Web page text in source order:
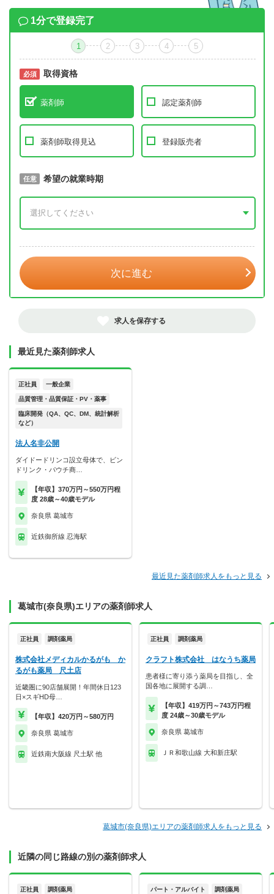
1分で登録完了
1 2 3 4 5
必須 取得資格
薬剤師 認定薬剤師
薬剤師取得見込 登録販売者
必須 取得予定年
任意 希望の就業時期
次に進む
求人を保存する
最近見た薬剤師求人
正社員 一般企業
品質管理・品質保証・PV・薬事
臨床開発（QA、QC、DM、統計解析
など）
法人名非公開
ダイドードリンコ設立母体で、ビン
ドリンク・パウチ商…
【年収】370万円～550万円程
度 28歳～40歳モデル
奈良県 葛城市
近鉄御所線 忍海駅
最近見た薬剤師求人をもっと見る
葛城市(奈良県)エリアの薬剤師求人
正社員 調剤薬局
株式会社メディカルかるがも か
るがも薬局 尺土店
近畿圏に90店舗展開！年間休日123
日×スギHD母…
【年収】420万円～580万円
奈良県 葛城市
近鉄南大阪線 尺土駅 他
正社員 調剤薬局
クラフト株式会社 はなうち薬局
患者様に寄り添う薬局を目指し、全
国各地に展開する調…
【年収】419万円～743万円程
度 24歳～30歳モデル
奈良県 葛城市
ＪＲ和歌山線 大和新庄駅
葛城市(奈良県)エリアの薬剤師求人をもっと見る
近隣の同じ路線の別の薬剤師求人
正社員 調剤薬局 パート・アルバイト 調剤薬局